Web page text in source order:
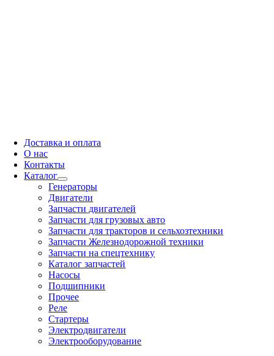
Доставка и оплата
О нас
Контакты
Каталог
Генераторы
Двигатели
Запчасти двигателей
Запчасти для грузовых авто
Запчасти для тракторов и сельхозтехники
Запчасти Железнодорожной техники
Запчасти на спецтехнику
Каталог запчастей
Насосы
Подшипники
Прочее
Реле
Стартеры
Электродвигатели
Электрооборудование